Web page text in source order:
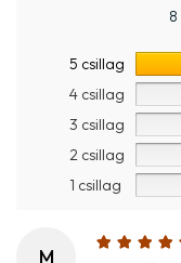
5 csillag
4 csillag
3 csillag
2 csillag
1 csillag
M